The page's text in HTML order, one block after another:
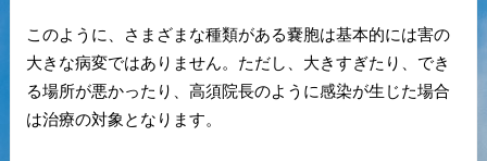
このように、さまざまな種類がある嚢胞は基本的には害の
大きな病変ではありません。ただし、大きすぎたり、でき
る場所が悪かったり、高須院長のように感染が生じた場合
は治療の対象となります。